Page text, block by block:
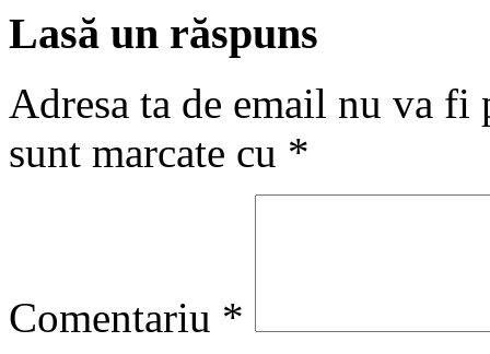
Lasă un răspuns
Adresa ta de email nu va fi
sunt marcate cu *
Comentariu *